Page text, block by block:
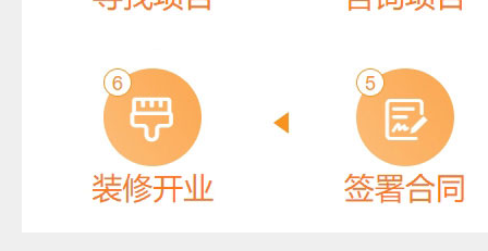
安徽宏晟HS
预算参考：
电话：